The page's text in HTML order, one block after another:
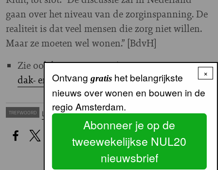
gaan over het niveau van de zorginspanning. De
realiteit is dat veel mensen die zorg niet willen.
Maar ze moeten wel wonen.” [BdvH]
Zie ook het nieuwsitem 'Extra woningen voor
dak- en thuislozen'
TREFWOORD Leefbaarheid
×
Ontvang gratishet belangrijkste
nieuws over wonen en bouwen in de
regio Amsterdam.
Abonneer je op de
tweewekelijkse NUL20
nieuwsbrief